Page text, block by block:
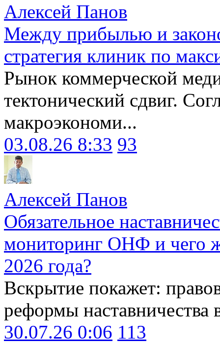
Алексей Панов
Между прибылью и
стратегия клиник по
Рынок коммерческой
тектонический сдвиг.
макроэкономи...
03.08.26 8:33 93
Алексей Панов
Обязательное
мониторинг ОНФ и чего
2026 года?
Вскрытие покажет:
реформы наставничества
30.07.26 0:06 113